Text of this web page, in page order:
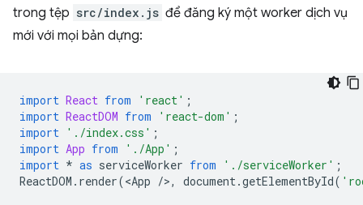
trong tệp src/index.js để đăng ký một worker dịch vụ
mới với mọi bản dựng:
import React from 'react' ;
import ReactDOM from 'react-dom' ;
import './index.css' ;
import App from './App' ;
import * as serviceWorker from './serviceWorker' ;
ReactDOM . render(<App />, document.getElementById(